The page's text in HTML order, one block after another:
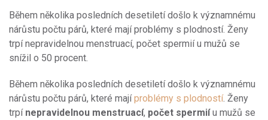
Během několika posledních desetiletí došlo k významnému
nárůstu počtu párů, které mají problémy s plodností. Ženy
trpí nepravidelnou menstruací, počet spermií u mužů se
snížil o 50 procent.
Během několika posledních desetiletí došlo k významnému
nárůstu počtu párů, které majíproblémy s plodností. Ženy
trpí nepravidelnou menstruací, počet spermiíu mužů se